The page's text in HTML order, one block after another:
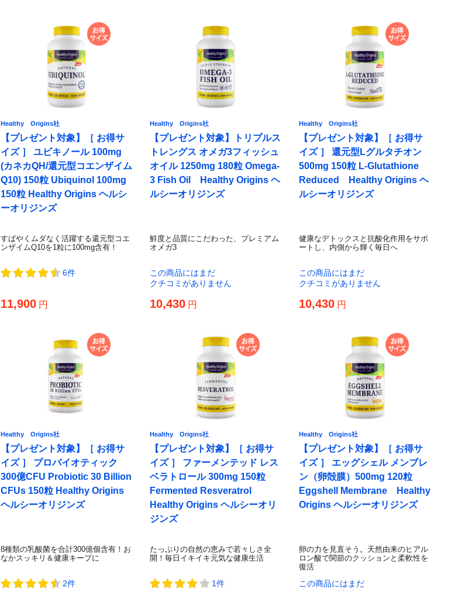
Healthy Origins社
【プレゼント対象】［ お得サ
イズ ］ ユビキノール 100mg
(カネカQH/還元型コエンザイム
Q10) 150粒 Ubiquinol 100mg
150粒 Healthy Origins ヘルシ
ーオリジンズ
すばやくムダなく活躍する還元型コエ
ンザイムQ10を1粒に100mg含有！
6件
11,900 円
Healthy Origins社
【プレゼント対象】トリプルス
トレングス オメガ3フィッシュ
オイル 1250mg 180粒 Omega-
3 Fish Oil Healthy Origins ヘ
ルシーオリジンズ
鮮度と品質にこだわった、プレミアム
オメガ3
この商品にはまだ
クチコミがありません
10,430 円
Healthy Origins社
【プレゼント対象】［ お得サ
イズ ］ 還元型Lグルタチオン
500mg 150粒 L-Glutathione
Reduced Healthy Origins ヘ
ルシーオリジンズ
健康なデトックスと抗酸化作用をサポ
ートし、内側から輝く毎日へ
この商品にはまだ
クチコミがありません
10,430 円
Healthy Origins社
【プレゼント対象】［ お得サ
イズ ］ プロバイオティック
300億CFU Probiotic 30 Billion
CFUs 150粒 Healthy Origins
ヘルシーオリジンズ
8種類の乳酸菌を合計300億個含有！お
なかスッキリ＆健康キープに
2件
Healthy Origins社
【プレゼント対象】［ お得サ
イズ ］ ファーメンテッド レス
ベラトロール 300mg 150粒
Fermented Resveratrol
Healthy Origins ヘルシーオリ
ジンズ
たっぷりの自然の恵みで若々しさ全
開！毎日イキイキ元気な健康生活
1件
Healthy Origins社
【プレゼント対象】［ お得サ
イズ ］ エッグシェル メンブレ
ン（卵殻膜）500mg 120粒
Eggshell Membrane Healthy
Origins ヘルシーオリジンズ
卵の力を見直そう。天然由来のヒアル
ロン酸で関節のクッションと柔軟性を
復活
この商品にはまだ